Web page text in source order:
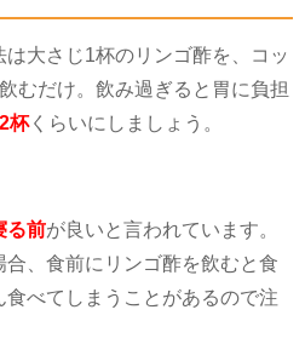
は大さじ 1 杯のリンゴ酢を、コッ
むだけ。飲み過ぎると胃に負担
杯くらいにしましょう。
る前が良いと言われています。
、食前にリンゴ酢を飲むと食
べてしまうことがあるので注